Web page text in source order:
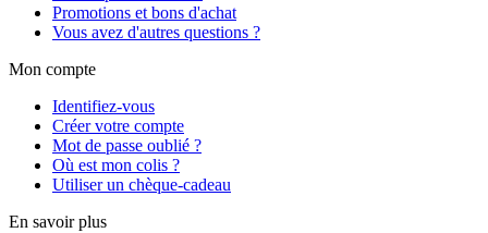
Promotions et bons d'achat
Vous avez d'autres questions ?
Mon compte
Identifiez-vous
Créer votre compte
Mot de passe oublié ?
Où est mon colis ?
Utiliser un chèque-cadeau
En savoir plus